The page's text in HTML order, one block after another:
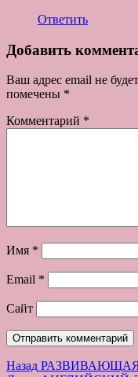
Ответить
Добавить
Ваш адрес email не
помечены *
Комментарий *
Имя *
Email *
Сайт
Навигация
Назад Предыдущая
РАЗВИВАЮЩАЯ